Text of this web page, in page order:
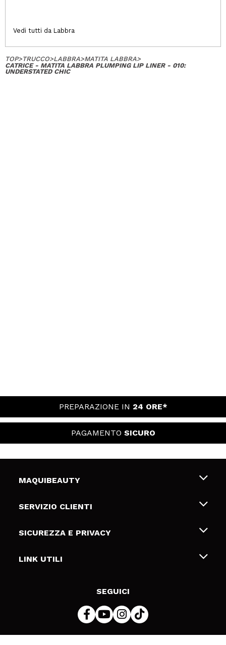
Vedi tutti da Labbra
TOP>TRUCCO>LABBRA>MATITA LABBRA>
CATRICE - MATITA LABBRA PLUMPING LIP LINER - 010:
UNDERSTATED CHIC
PREPARAZIONE IN 24 ORE*
PAGAMENTO SICURO
MAQUIBEAUTY
Chi siamo
Gift Cards
SERVIZIO CLIENTI
Spedizioni & Resi
Metodi di pagamamento
SICUREZZA E PRIVACY
Termini e condizioni
LINK UTILI
SEGUICI